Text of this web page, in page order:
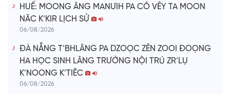
HUẾ: MOONG ÂNG MANƯIH PA CÔ VÊY TA MOON
NĂC K’KIR LỊCH SỬ
06/08/2026
ĐÀ NẴNG T’BHLÂNG PA DZOỌC ZÊN ZOOI ĐOỌNG
HA HỌC SINH LÂNG TRƯỜNG NỘI TRÚ ZR’LỤ
K’NOONG K’TIÊC
06/08/2026